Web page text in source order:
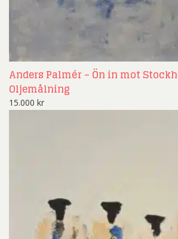
Anders Palmér – Ön in mot
Oljemålning
15.000 kr